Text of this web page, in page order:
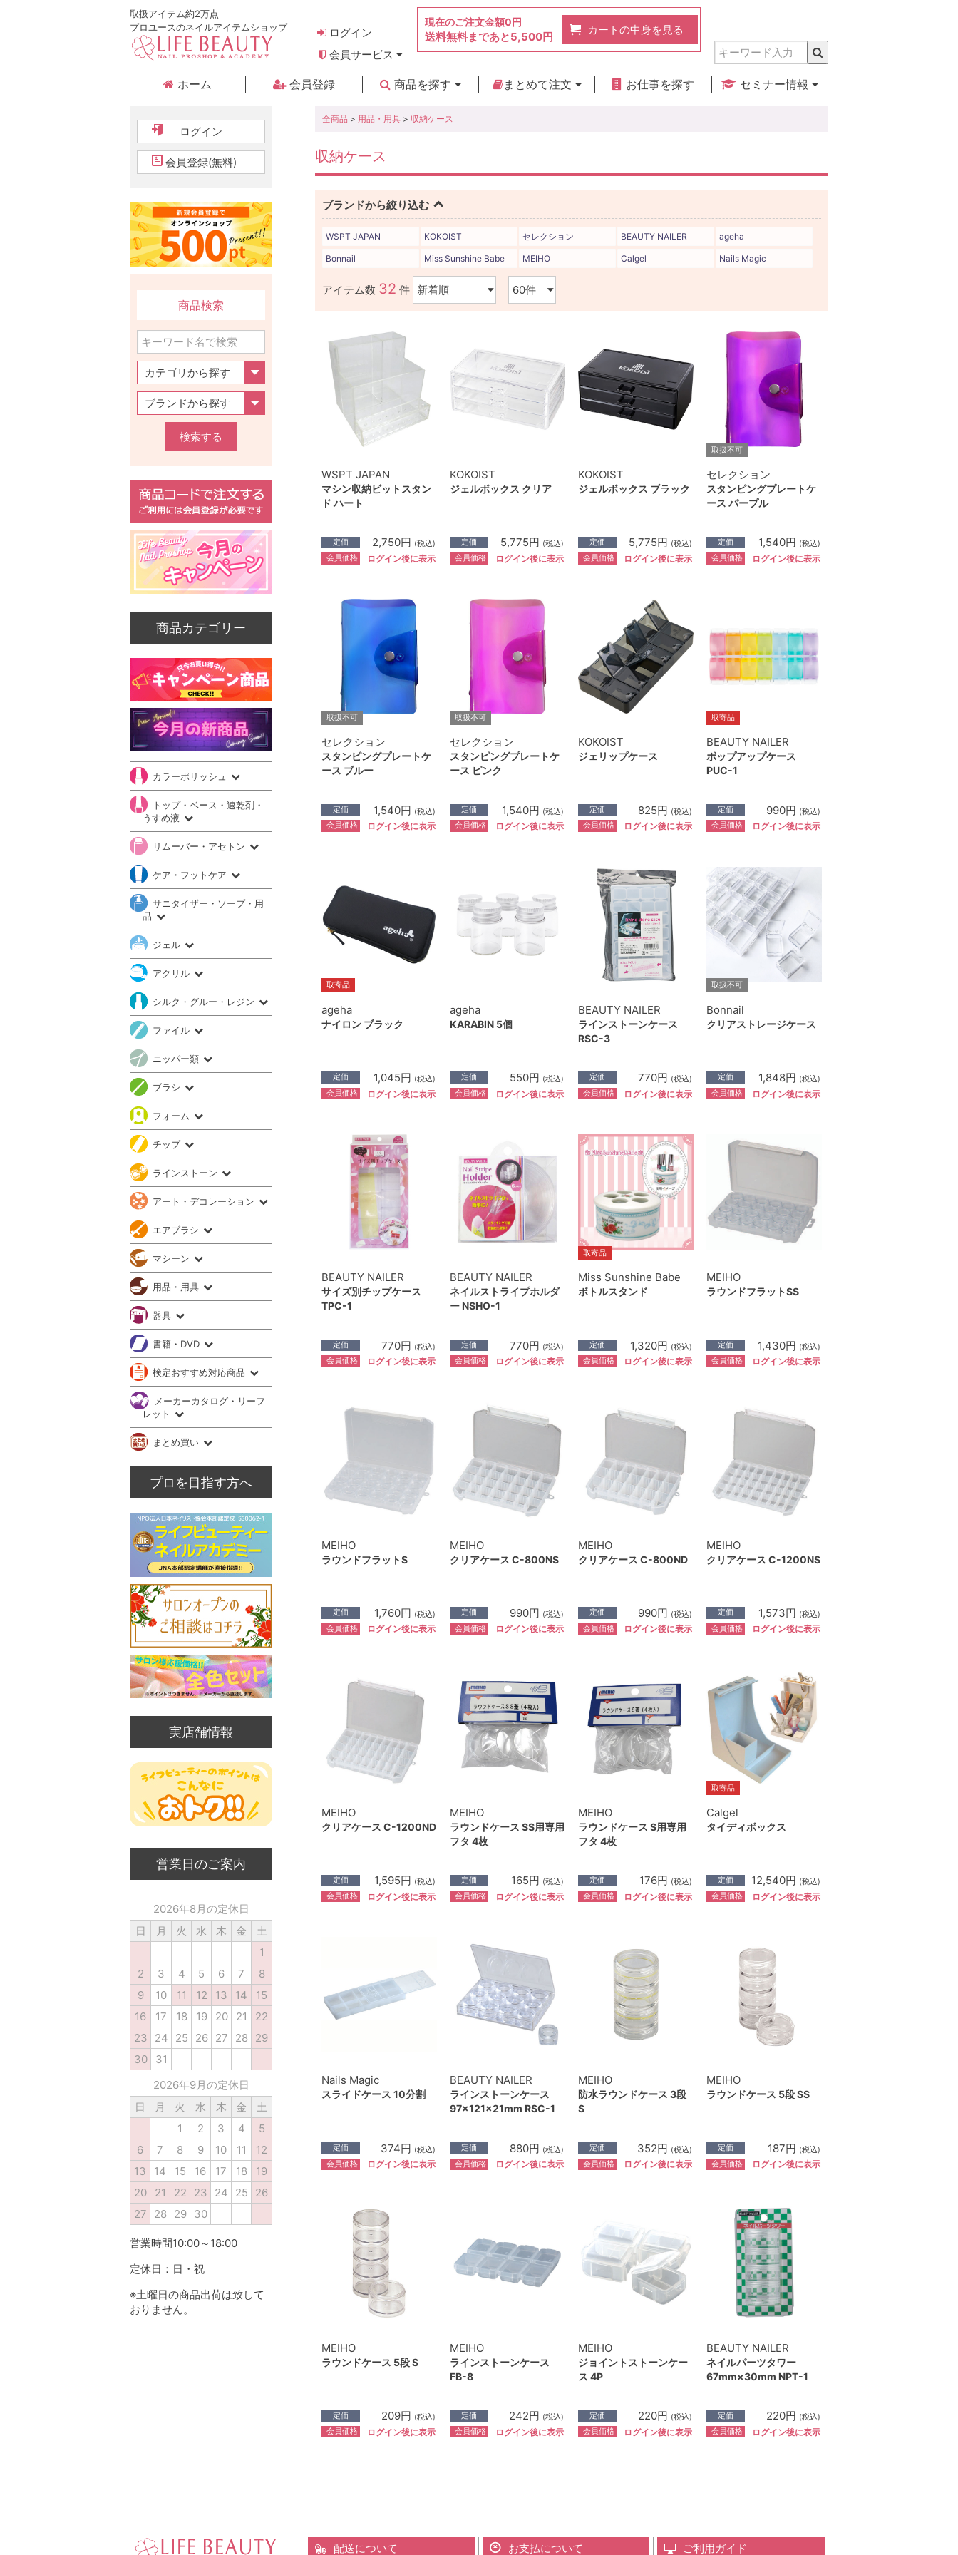
取扱アイテム約2万点
プロユースのネイルアイテムショップ
ログイン
会員サービス
現在のご注文金額0円
送料無料まであと5,500円
カートの中身を見る
ホーム 会員登録
商品を探す
まとめて注文
お仕事を探す
セミナー情報
全商品 > 用品・用具 > 収納ケース
収納ケース
ブランドから絞り込む
WSPT JAPAN KOKOIST セレクション BEAUTY NAILER ageha
Bonnail Miss Sunshine Babe MEIHO Calgel Nails Magic
アイテム数 32 件
WSPT JAPAN
マシン収納ビットスタン
ド ハート
定価 2,750円 (税込)
会員価格 ログイン後に表示
KOKOIST
ジェルボックス クリア
定価 5,775円 (税込)
会員価格 ログイン後に表示
KOKOIST
ジェルボックス ブラック
定価 5,775円 (税込)
会員価格 ログイン後に表示
取扱不可
セレクション
スタンピングプレートケ
ース パープル
定価 1,540円 (税込)
会員価格 ログイン後に表示
取扱不可
セレクション
スタンピングプレートケ
ース ブルー
定価 1,540円 (税込)
会員価格 ログイン後に表示
取扱不可
セレクション
スタンピングプレートケ
ース ピンク
定価 1,540円 (税込)
会員価格 ログイン後に表示
KOKOIST
ジェリップケース
定価 825円 (税込)
会員価格 ログイン後に表示
取寄品
BEAUTY NAILER
ポップアップケース
PUC-1
定価 990円 (税込)
会員価格 ログイン後に表示
取寄品
ageha
ナイロン ブラック
定価 1,045円 (税込)
会員価格 ログイン後に表示
ageha
KARABIN 5個
定価 550円 (税込)
会員価格 ログイン後に表示
BEAUTY NAILER
ラインストーンケース
RSC-3
定価 770円 (税込)
会員価格 ログイン後に表示
取扱不可
Bonnail
クリアストレージケース
定価 1,848円 (税込)
会員価格 ログイン後に表示
BEAUTY NAILER
サイズ別チップケース
TPC-1
定価 770円 (税込)
会員価格 ログイン後に表示
BEAUTY NAILER
ネイルストライプホルダ
ー NSHO-1
定価 770円 (税込)
会員価格 ログイン後に表示
取寄品
Miss Sunshine Babe
ボトルスタンド
定価 1,320円 (税込)
会員価格 ログイン後に表示
MEIHO
ラウンドフラットSS
定価 1,430円 (税込)
会員価格 ログイン後に表示
MEIHO
ラウンドフラットS
定価 1,760円 (税込)
会員価格 ログイン後に表示
MEIHO
クリアケース C-800NS
定価 990円 (税込)
会員価格 ログイン後に表示
MEIHO
クリアケース C-800ND
定価 990円 (税込)
会員価格 ログイン後に表示
MEIHO
クリアケース C-1200NS
定価 1,573円 (税込)
会員価格 ログイン後に表示
MEIHO
クリアケース C-1200ND
定価 1,595円 (税込)
会員価格 ログイン後に表示
MEIHO
ラウンドケース SS用専用
フタ 4枚
定価 165円 (税込)
会員価格 ログイン後に表示
MEIHO
ラウンドケース S用専用
フタ 4枚
定価 176円 (税込)
会員価格 ログイン後に表示
取寄品
Calgel
タイディボックス
定価 12,540円 (税込)
会員価格 ログイン後に表示
Nails Magic
スライドケース 10分割
定価 374円 (税込)
会員価格 ログイン後に表示
BEAUTY NAILER
ラインストーンケース
97×121×21mm RSC-1
定価 880円 (税込)
会員価格 ログイン後に表示
MEIHO
防水ラウンドケース 3段
S
定価 352円 (税込)
会員価格 ログイン後に表示
MEIHO
ラウンドケース 5段 SS
定価 187円 (税込)
会員価格 ログイン後に表示
MEIHO
ラウンドケース 5段 S
定価 209円 (税込)
会員価格 ログイン後に表示
MEIHO
ラインストーンケース
FB-8
定価 242円 (税込)
会員価格 ログイン後に表示
MEIHO
ジョイントストーンケー
ス 4P
定価 220円 (税込)
会員価格 ログイン後に表示
BEAUTY NAILER
ネイルパーツタワー
67mm×30mm NPT-1
定価 220円 (税込)
会員価格 ログイン後に表示
ログイン
会員登録(無料)
商品検索
検索する
商品カテゴリー
カラーポリッシュ
トップ・ベース・速乾剤・
うすめ液
リムーバー・アセトン
ケア・フットケア
サニタイザー・ソープ・用
品
ジェル
アクリル
シルク・グルー・レジン
ファイル
ニッパー類
ブラシ
フォーム
チップ
ラインストーン
アート・デコレーション
エアブラシ
マシーン
用品・用具
器具
書籍・DVD
検定おすすめ対応商品
メーカーカタログ・リーフ
レット
まとめ買い
プロを目指す方へ
実店舗情報
営業日のご案内
2026年8月の定休日
日
月 火 水 木 金
土
1
2
3 4 5 6 7
8
9
10 11 12 13 14
15
16
17 18 19 20 21
22
23
24 25 26 27 28
29
30
31
2026年9月の定休日
日
月 火 水 木 金
土
1
2 3 4
5
6
7 8 9 10 11
12
13
14 15 16 17 18
19
20
21 22 23 24 25
26
27
28 29 30
営業時間10:00～18:00
定休日：日・祝
※土曜日の商品出荷は致して
おりません。
配送について お支払について ご利用ガイド